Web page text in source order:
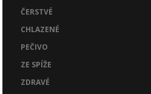
ČERSTVÉ
CHLAZENÉ
PEČIVO
ZE SPÍŽE
ZDRAVÉ